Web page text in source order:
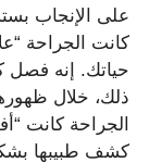
على الإنجاب
كانت الجراحة
حياتك. إنه فصل
الجراحة كانت
كشف طبيبها